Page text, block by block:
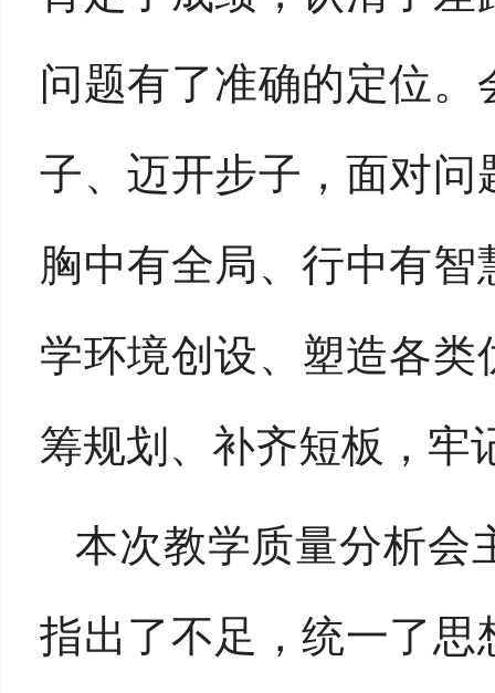
问题有了准确的定位。
子、迈开步子，面对问
胸中有全局、行中有智
学环境创设、塑造各类
筹规划、补齐短板 ， 牢
本次教学质量分析会
指出了不足，统一了思